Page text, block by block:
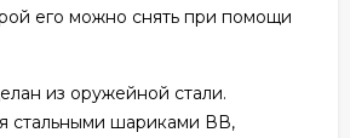
его можно снять при помощи
из оружейной стали.
стальными шариками ВВ,